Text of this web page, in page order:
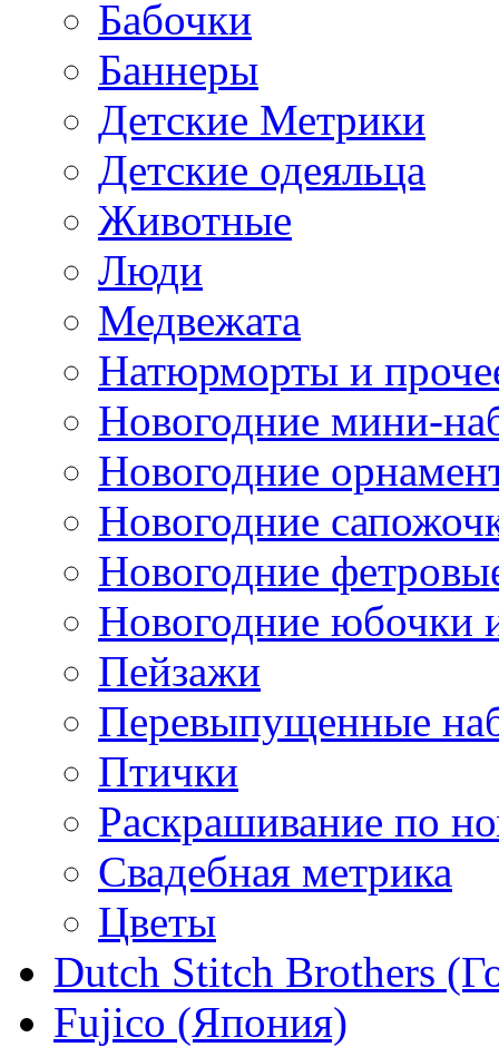
Бабочки
Баннеры
Детские Метрики
Детские одеяльца
Животные
Люди
Медвежата
Натюрморты и
Новогодние мини-
Новогодние
Новогодние
Новогодние
Новогодние юбочки
Пейзажи
Перевыпущенные
Птички
Раскрашивание по
Свадебная метрика
Цветы
Dutch Stitch Brothers
Fujico (Япония)